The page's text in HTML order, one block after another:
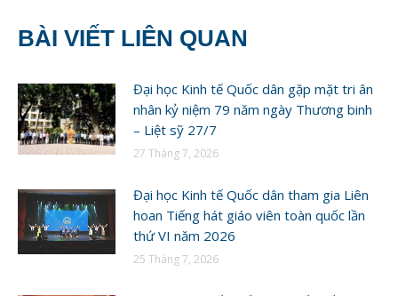
BÀI VIẾT LIÊN QUAN
Đại học Kinh tế Quốc dân gặp mặt tri ân
nhân kỷ niệm 79 năm ngày Thương binh
– Liệt sỹ 27/7
27 Tháng 7, 2026
Đại học Kinh tế Quốc dân tham gia Liên
hoan Tiếng hát giáo viên toàn quốc lần
thứ VI năm 2026
25 Tháng 7, 2026